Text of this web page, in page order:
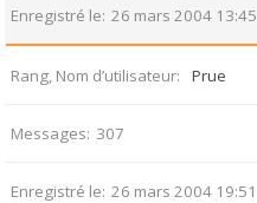
Enregistré le 26 mars 2004 13:45
Rang, Nom d’utilisateur Prue
Messages 307
Enregistré le 26 mars 2004 19:51